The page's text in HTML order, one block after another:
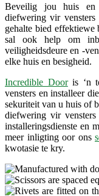
Beveilig jou huis en
diefwering vir
gehalte bied effektiewe
sal ook help om
veiligheidsdeure en -
elke huis en besigheid.
Incredible Dooris ‘n
vensters en installeer
sekuriteit van u huis of
diefwering vir
installeringsdienste en
meer inligting oor ons
kwotasie te kry.